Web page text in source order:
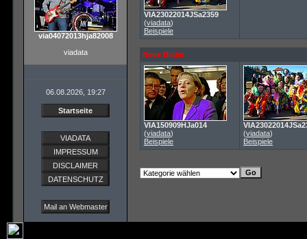
via04072013hja82008
viadata
06.08.2026, 19:27
Startseite
VIADATA
IMPRESSUM
DISCLAIMER
DATENSCHUTZ
Mail an Webmaster
VIA23022014JSa2359
(viadata)
Beispiele
Neue Bilder
VIA150909HJa014
(viadata)
Beispiele
(viadata)
Beispiele